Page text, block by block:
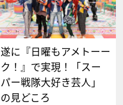
遂に『日曜もアメトーー
ク！』で実現！「スー
パー戦隊大好き芸人」
の見どころ